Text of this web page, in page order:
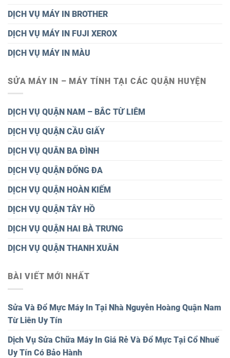
DỊCH VỤ MÁY IN BROTHER
DỊCH VỤ MÁY IN FUJI XEROX
DỊCH VỤ MÁY IN MÀU
SỬA MÁY IN – MÁY TÍNH TẠI CÁC QUẬN HUYỆN
DỊCH VỤ QUẬN NAM – BẮC TỪ LIÊM
DỊCH VỤ QUẬN CẦU GIẤY
DỊCH VỤ QUÂN BA ĐÌNH
DỊCH VỤ QUẬN ĐỐNG ĐA
DỊCH VỤ QUẬN HOÀN KIẾM
DỊCH VỤ QUẬN TÂY HỒ
DỊCH VỤ QUẬN HAI BÀ TRƯNG
DỊCH VỤ QUẬN THANH XUÂN
BÀI VIẾT MỚI NHẤT
Sửa Và Đổ Mực Máy In Tại Nhà Nguyễn Hoàng Quận Nam
Từ Liên Uy Tín
Dịch Vụ Sửa Chữa Máy In Giá Rẻ Và Đổ Mực Tại Cổ Nhuế
Uy Tín Có Bảo Hành